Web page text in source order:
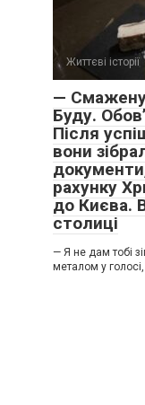
Життєві історії
—
Буду.
Після
вони
рахунку
до Києва.
столиці
— Я не дам тобі
металом у голосі,